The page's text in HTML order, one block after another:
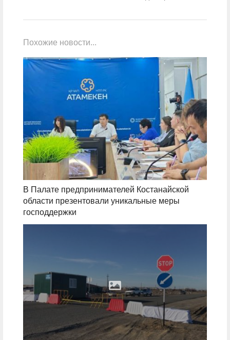
Похожие новости...
В Палате предпринимателей Костанайской
области презентовали уникальные меры
господдержки